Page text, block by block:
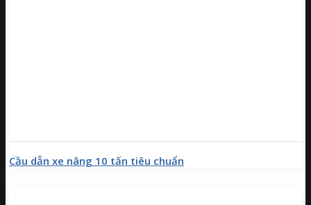
Cầu dẫn xe nâng 10 tấn tiêu chuẩn